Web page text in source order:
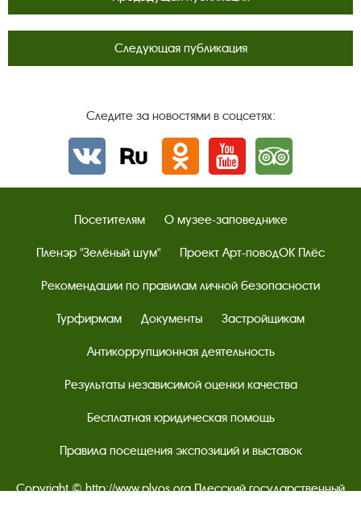
Следующая публикация
Следите за новостями в соцсетях:
Вконтактеrutube Одноклассники
YouTube Трипадвизор
Посетителям О музее-заповеднике
Пленэр "Зелёный шум" Проект Арт-поводОК Плёс
Рекомендации по правилам личной безопасности
Турфирмам Документы Застройщикам
Антикоррупционная деятельность
Результаты независимой оценки качества
Бесплатная юридическая помощь
Правила посещения экспозиций и выставок
Copyright © http://www.plyos.org Плесский государственный